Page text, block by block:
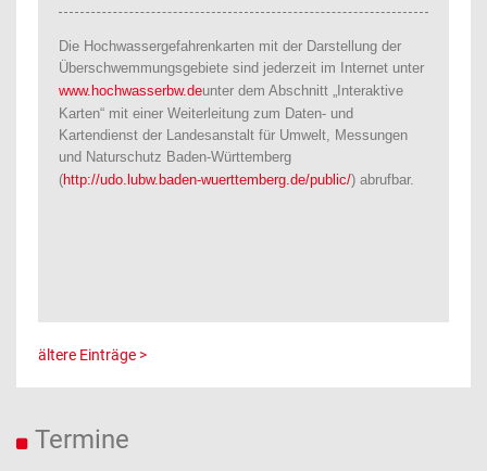
Die Hochwassergefahrenkarten mit der Darstellung der
Überschwemmungsgebiete sind jederzeit im Internet unter
www.hochwasserbw.deunter dem Abschnitt „Interaktive
Karten“ mit einer Weiterleitung zum Daten- und
Kartendienst der Landesanstalt für Umwelt, Messungen
und Naturschutz Baden-Württemberg
(http://udo.lubw.baden-wuerttemberg.de/public/) abrufbar.
ältere Einträge >
Termine